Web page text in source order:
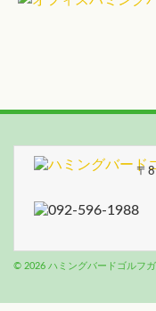
〒
© 2026 ハミングバードゴルフ